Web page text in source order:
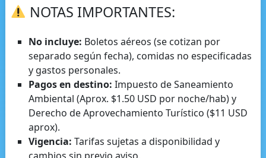
NOTAS IMPORTANTES:
No incluye: Boletos aéreos (se cotizan por
separado según fecha), comidas no especificadas
y gastos personales.
Pagos en destino: Impuesto de Saneamiento
Ambiental (Aprox. $1.50 USD por noche/hab) y
Derecho de Aprovechamiento Turístico ($11 USD
aprox).
Vigencia: Tarifas sujetas a disponibilidad y